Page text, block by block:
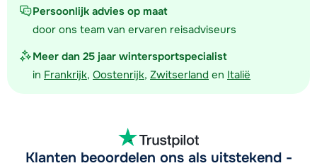
Persoonlijk advies op maat
door ons team van ervaren reisadviseurs
Meer dan 25 jaar wintersportspecialist
in Frankrijk, Oostenrijk, Zwitserland en Italië
Klanten beoordelen ons als uitstekend -